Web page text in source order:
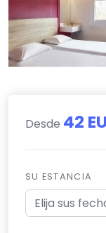
Desde 42
SU ESTANCIA